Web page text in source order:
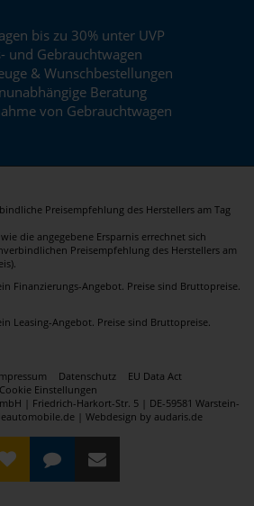
bis zu 30% unter UVP
und Gebrauchtwagen
& Wunschbestellungen
Beratung
von Gebrauchtwagen
Preisempfehlung des Herstellers am Tag
die angegebene Ersparnis errechnet sich
Preisempfehlung des Herstellers am
Finanzierungs-Angebot. Preise sind Bruttopreise.
Leasing-Angebot. Preise sind Bruttopreise.
Datenschutz
EU Data Act
Cookie Einstellungen
| Friedrich-Harkort-Str. 5 | DE-59581 Warstein-
| Webdesign by audaris.de